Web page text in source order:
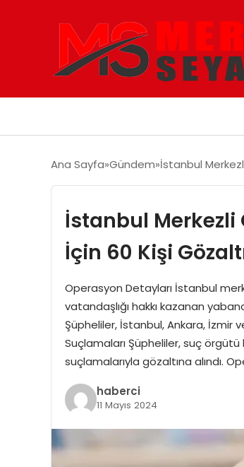
Ana Sayfa Gündem İstanbul
İstanbul
İçin 60 Kişi
Operasyon Detayları İstanbul
vatandaşlığı hakkı kazanan
Şüpheliler, İstanbul, Ankara, İzmir
Suçlamaları Şüpheliler, suç örgütü
suçlamalarıyla gözaltına alındı.
haberci
11 Mayıs 2024